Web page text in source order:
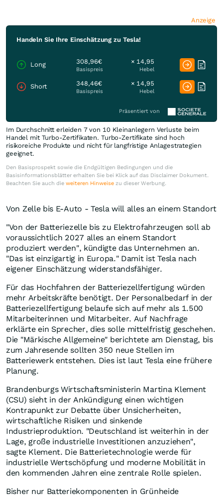
Anzeige
Handeln Sie Ihre Einschätzung zu Tesla!
Long 308,96€
Basispreis
× 14,95
Hebel
Short 348,46€
Basispreis
× 14,95
Hebel
Präsentiert von
Im Durchschnitt erleiden 7 von 10 Kleinanlegern Verluste beim
Handel mit Turbo-Zertifikaten. Turbo-Zertifikate sind hoch
risikoreiche Produkte und nicht für langfristige Anlagestrategien
geeignet.
Den Basisprospekt sowie die Endgültigen Bedingungen und die
Basisinformationsblätter erhalten Sie bei Klick auf das Disclaimer Dokument.
Beachten Sie auch die weiteren Hinweise zu dieser Werbung.
Von Zelle bis E-Auto - Tesla will alles an einem Standort
"Von der Batteriezelle bis zu Elektrofahrzeugen soll ab
voraussichtlich 2027 alles an einem Standort
produziert werden", kündigte das Unternehmen an.
"Das ist einzigartig in Europa." Damit ist Tesla nach
eigener Einschätzung widerstandsfähiger.
Für das Hochfahren der Batteriezellfertigung würden
mehr Arbeitskräfte benötigt. Der Personalbedarf in der
Batteriezellfertigung belaufe sich auf mehr als 1.500
Mitarbeiterinnen und Mitarbeiter. Auf Nachfrage
erklärte ein Sprecher, dies solle mittelfristig geschehen.
Die "Märkische Allgemeine" berichtete am Dienstag, bis
zum Jahresende sollten 350 neue Stellen im
Batteriewerk entstehen. Dies ist laut Tesla eine frühere
Planung.
Brandenburgs Wirtschaftsministerin Martina Klement
(CSU) sieht in der Ankündigung einen wichtigen
Kontrapunkt zur Debatte über Unsicherheiten,
wirtschaftliche Risiken und sinkende
Industrieproduktion. "Deutschland ist weiterhin in der
Lage, große industrielle Investitionen anzuziehen",
sagte Klement. Die Batterietechnologie werde für
industrielle Wertschöpfung und moderne Mobilität in
den kommenden Jahren eine zentrale Rolle spielen.
Bisher nur Batteriekomponenten in Grünheide